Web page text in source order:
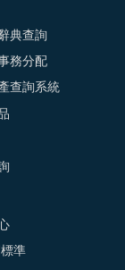
典查詢
務分配
查詢系統
準